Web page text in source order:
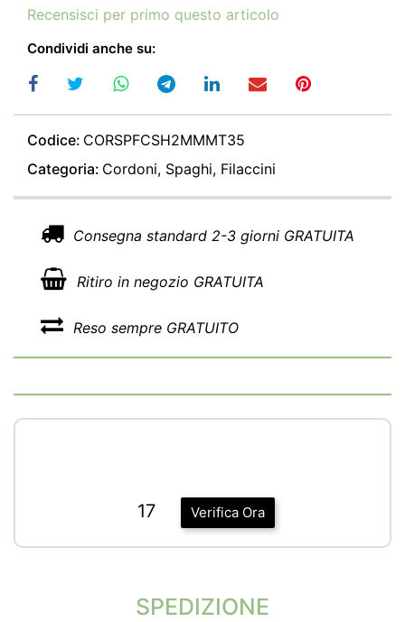
Recensisci per primo questo articolo
Condividi anche su:
Codice: CORSPFCSH2MMMT35
Categoria: Cordoni, Spaghi, Filaccini
Consegna standard 2-3 giorni GRATUITA
Ritiro in negozio GRATUITA
Reso sempre GRATUITO
Verifica Ora
17
SPEDIZIONE